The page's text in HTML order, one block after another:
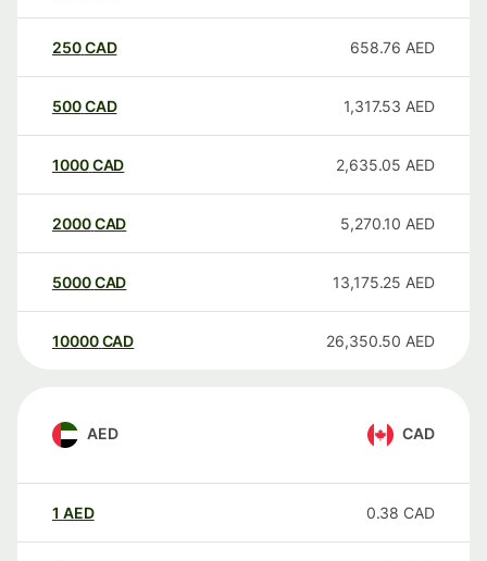
250CAD 658.76 AED
500CAD 1,317.53 AED
1000CAD 2,635.05 AED
2000CAD 5,270.10 AED
5000CAD 13,175.25 AED
10000 CAD 26,350.50 AED
AED CAD
1 AED 0.38 CAD